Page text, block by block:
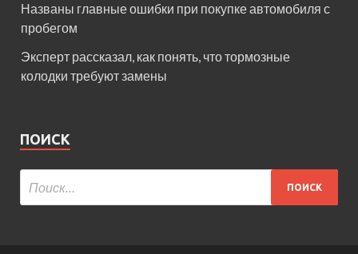
Названы главные ошибки при покупке автомобиля с
пробегом
Эксперт рассказал, как понять, что тормозные
колодки требуют замены
ПОИСК